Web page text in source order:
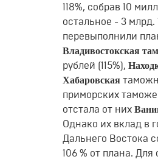
118%, собрав 10
остальное - 3
перевыполнили
Владивостокская
рублей (115%),
Хабаровская
приморских
отстала от них
Однако их вклад в
Дальнего Востока
106 % от плана.